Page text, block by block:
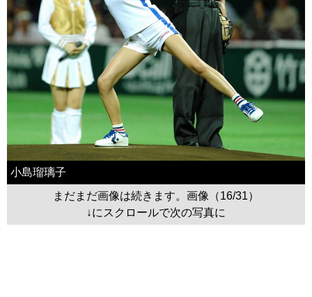
小島瑠璃子
まだまだ画像は続きます。画像（16/31）
↓にスクロールで次の写真に